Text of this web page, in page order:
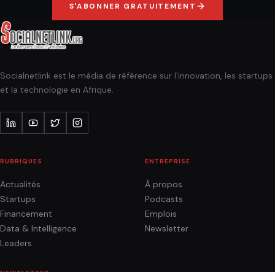
S'ABONNER GRATUITEMENT
Socialnetlink est le média de référence sur l'innovation, les startups
et la technologie en Afrique.
RUBRIQUES
Actualités
Startups
Financement
Data & Intelligence
Leaders
ENTREPRISE
À propos
Podcasts
Emplois
Newsletter